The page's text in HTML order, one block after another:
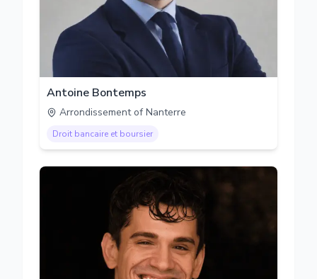
Antoine Bontemps
Arrondissement of Nanterre
Droit bancaire et boursier